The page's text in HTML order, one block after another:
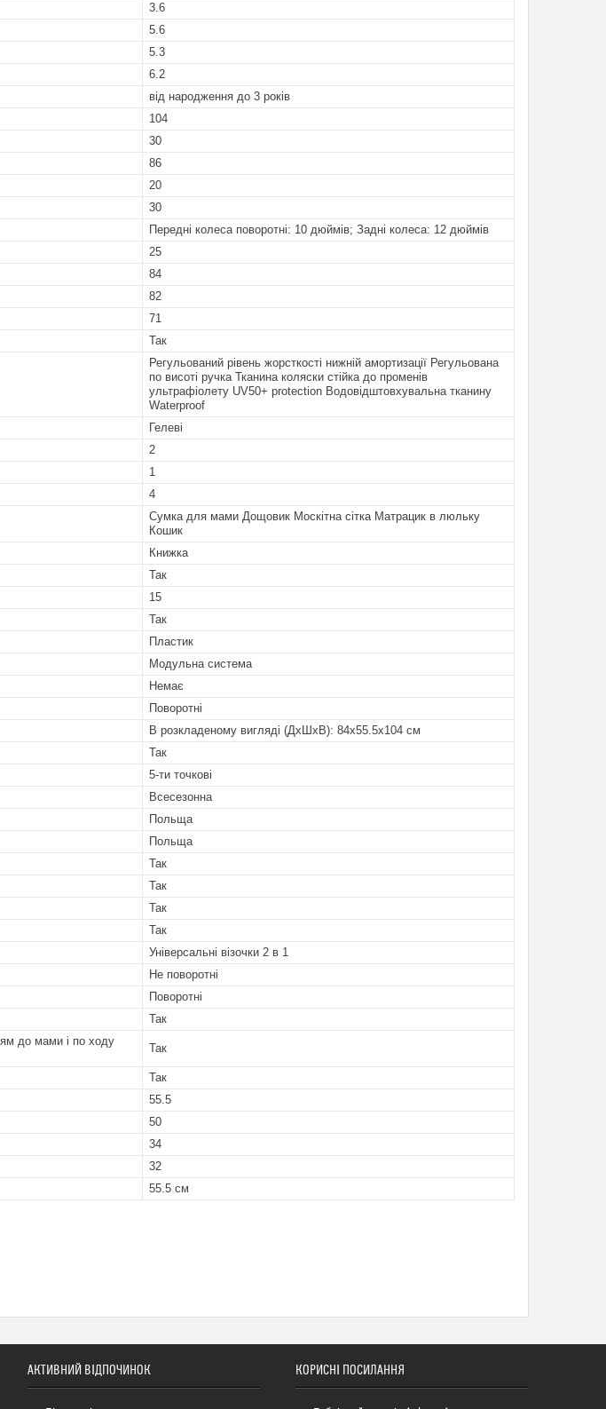
3.6
5.6
5.3
6.2
від народження до 3 років
104
30
86
20
30
Передні колеса поворотні: 10 дюймів; Задні колеса: 12 дюймів
25
84
82
71
Так
Регульований рівень жорсткості нижній амортизації Регульована
по висоті ручка Тканина коляски стійка до променів
ультрафіолету UV50+ protection Водовідштовхувальна тканину
Waterproof
Гелеві
2
1
4
Сумка для мами Дощовик Москітна сітка Матрацик в люльку
Кошик
Книжка
Так
15
Так
Пластик
Модульна система
Немає
Поворотні
В розкладеному вигляді (ДхШхВ): 84х55.5х104 см
Так
5-ти точкові
Всесезонна
Польща
Польща
Так
Так
Так
Так
Універсальні візочки 2 в 1
Не поворотні
Поворотні
Так
до мами і по ходу
Так
Так
55.5
50
34
32
55.5 см
АКТИВНИЙ ВІДПОЧИНОК КОРИСНІ ПОСИЛАННЯ